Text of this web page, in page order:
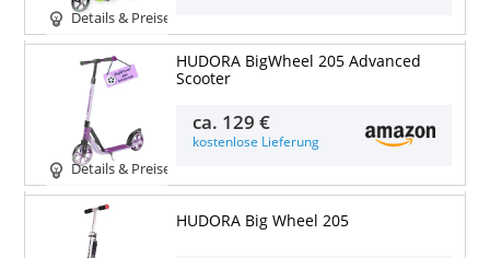
Details & Preise
Details & Preise
HUDORA BigWheel 205 Advanced
Scooter
ca. 129 €
kostenlose Lieferung
HUDORA Big Wheel 205